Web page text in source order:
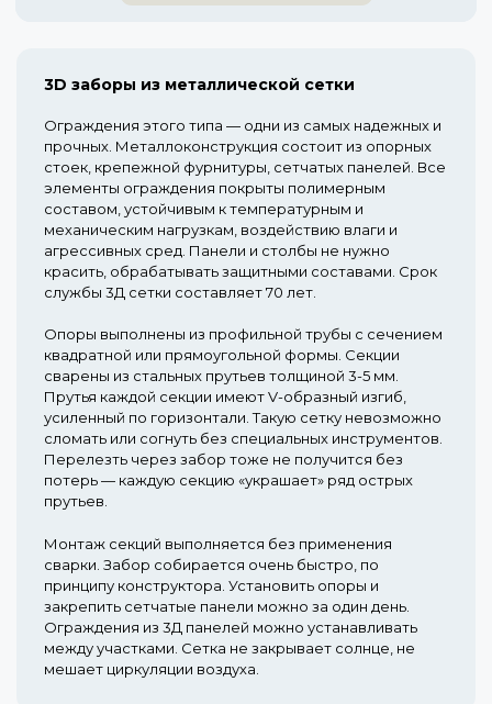
3D заборы из металлической сетки
Ограждения этого типа — одни из самых надежных и
прочных. Металлоконструкция состоит из опорных
стоек, крепежной фурнитуры, сетчатых панелей. Все
элементы ограждения покрыты полимерным
составом, устойчивым к температурным и
механическим нагрузкам, воздействию влаги и
агрессивных сред. Панели и столбы не нужно
красить, обрабатывать защитными составами. Срок
службы 3Д сетки составляет 70 лет.
Опоры выполнены из профильной трубы с сечением
квадратной или прямоугольной формы. Секции
сварены из стальных прутьев толщиной 3-5 мм.
Прутья каждой секции имеют V-образный изгиб,
усиленный по горизонтали. Такую сетку невозможно
сломать или согнуть без специальных инструментов.
Перелезть через забор тоже не получится без
потерь — каждую секцию «украшает» ряд острых
прутьев.
Монтаж секций выполняется без применения
сварки. Забор собирается очень быстро, по
принципу конструктора. Установить опоры и
закрепить сетчатые панели можно за один день.
Ограждения из 3Д панелей можно устанавливать
между участками. Сетка не закрывает солнце, не
мешает циркуляции воздуха.